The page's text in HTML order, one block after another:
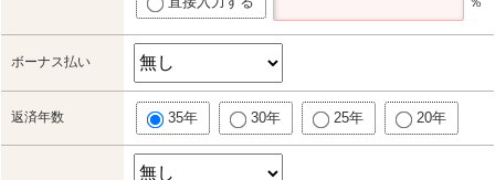
ボーナス払い
返済年数 35年 30年 25年 20年